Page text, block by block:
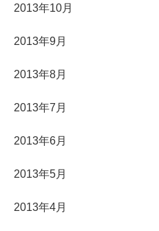
2013年10月
2013年9月
2013年8月
2013年7月
2013年6月
2013年5月
2013年4月